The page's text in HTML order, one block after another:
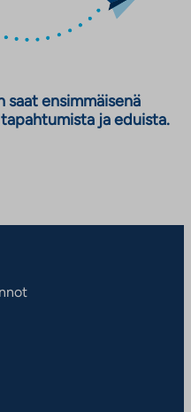
saat ensimmäisenä
ja eduista.